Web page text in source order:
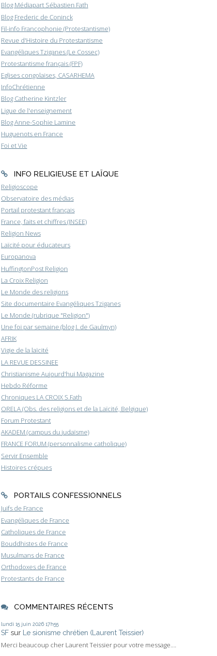
Blog Médiapart Sébastien Fath
Blog Frederic de Coninck
Fil-info Francophonie (Protestantisme)
Revue d'Histoire du Protestantisme
Evangéliques Tziganes (Le Cossec)
Protestantisme français (FPF)
Eglises congolaises, CASARHEMA
InfoChrétienne
Blog Catherine Kintzler
Ligue de l'enseignement
Blog Anne-Sophie Lamine
Huguenots en France
Foi et Vie
INFO RELIGIEUSE ET LAÏQUE
Religioscope
Observatoire des médias
Portail protestant français
France, faits et chiffres (INSEE)
Religion News
Laïcité pour éducateurs
Europanova
HuffingtonPost Religion
La Croix Religion
Le Monde des religions
Site documentaire Evangéliques Tziganes
Le Monde (rubrique "Religion")
Une foi par semaine (blog I. de Gaulmyn)
AFRIK
Vigie de la laïcité
LA REVUE DESSINEE
Christianisme Aujourd'hui Magazine
Hebdo Réforme
Chroniques LA CROIX S.Fath
ORELA (Obs. des religions et de la Laïcité, Belgique)
Forum Protestant
AKADEM (campus du judaïsme)
FRANCE FORUM (personnalisme catholique)
Servir Ensemble
Histoires crépues
PORTAILS CONFESSIONNELS
Juifs de France
Evangéliques de France
Catholiques de France
Bouddhistes de France
Musulmans de France
Orthodoxes de France
Protestants de France
COMMENTAIRES RÉCENTS
lundi 15 juin 2026 17h55
SF sur Le sionisme chrétien (Laurent Teissier)
Merci beaucoup cher Laurent Teissier pour votre message....